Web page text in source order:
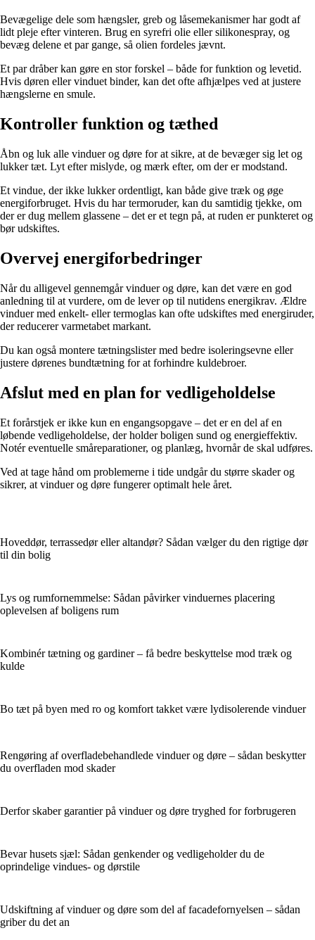
Bevægelige dele som hængsler, greb og låsemekanismer har godt af
lidt pleje efter vinteren. Brug en syrefri olie eller silikonespray, og
bevæg delene et par gange, så olien fordeles jævnt.
Et par dråber kan gøre en stor forskel – både for funktion og levetid.
Hvis døren eller vinduet binder, kan det ofte afhjælpes ved at justere
hængslerne en smule.
Kontroller funktion og tæthed
Åbn og luk alle vinduer og døre for at sikre, at de bevæger sig let og
lukker tæt. Lyt efter mislyde, og mærk efter, om der er modstand.
Et vindue, der ikke lukker ordentligt, kan både give træk og øge
energiforbruget. Hvis du har termoruder, kan du samtidig tjekke, om
der er dug mellem glassene – det er et tegn på, at ruden er punkteret og
bør udskiftes.
Overvej energiforbedringer
Når du alligevel gennemgår vinduer og døre, kan det være en god
anledning til at vurdere, om de lever op til nutidens energikrav. Ældre
vinduer med enkelt- eller termoglas kan ofte udskiftes med energiruder,
der reducerer varmetabet markant.
Du kan også montere tætningslister med bedre isoleringsevne eller
justere dørenes bundtætning for at forhindre kuldebroer.
Afslut med en plan for vedligeholdelse
Et forårstjek er ikke kun en engangsopgave – det er en del af en
løbende vedligeholdelse, der holder boligen sund og energieffektiv.
Notér eventuelle småreparationer, og planlæg, hvornår de skal udføres.
Ved at tage hånd om problemerne i tide undgår du større skader og
sikrer, at vinduer og døre fungerer optimalt hele året.
Hoveddør, terrassedør eller altandør? Sådan vælger du den rigtige dør
til din bolig
Lys og rumfornemmelse: Sådan påvirker vinduernes placering
oplevelsen af boligens rum
Kombinér tætning og gardiner – få bedre beskyttelse mod træk og
kulde
Bo tæt på byen med ro og komfort takket være lydisolerende vinduer
Rengøring af overfladebehandlede vinduer og døre – sådan beskytter
du overfladen mod skader
Derfor skaber garantier på vinduer og døre tryghed for forbrugeren
Bevar husets sjæl: Sådan genkender og vedligeholder du de
oprindelige vindues- og dørstile
Udskiftning af vinduer og døre som del af facadefornyelsen – sådan
griber du det an